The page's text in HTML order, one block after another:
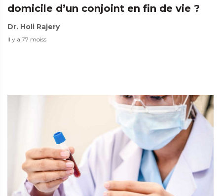
domicile d’un conjoint en fin de vie ?
Dr. Holi Rajery
Il y a 77 moiss